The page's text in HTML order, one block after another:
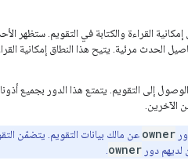
إمكانية القراءة والكتابة في التقويم. ستظهر
الحدث مرئية. يتيح هذا النطاق إمكانية
إلى التقويم. يتمتع هذا الدور بجميع
owner عن مالك بيانات التقويم. يتضمّن
دور owner